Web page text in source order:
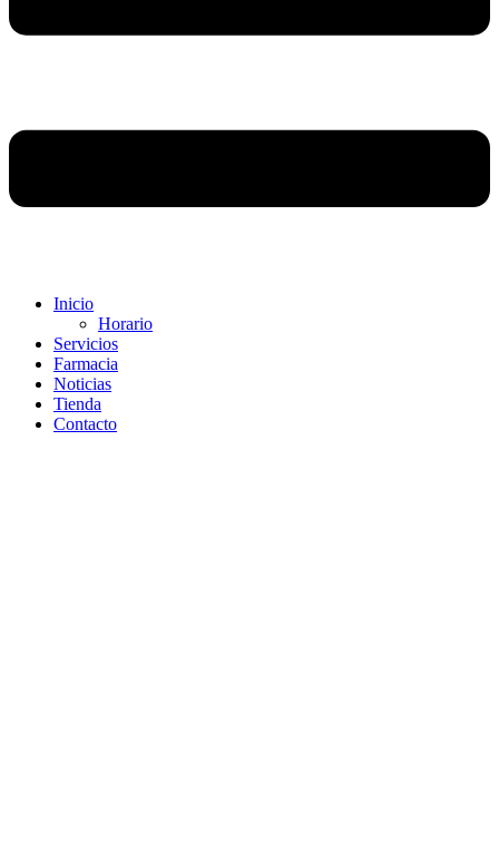
Inicio
Horario
Servicios
Farmacia
Noticias
Tienda
Contacto